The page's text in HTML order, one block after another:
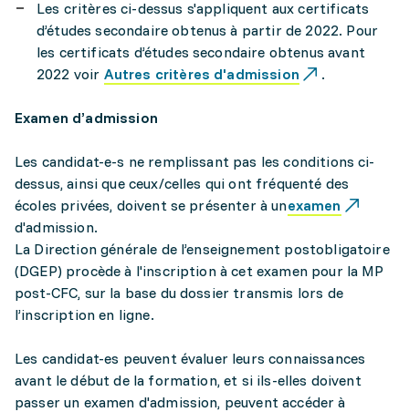
Les critères ci-dessus s'appliquent aux certificats
d’études secondaire obtenus à partir de 2022. Pour
les certificats d’études secondaire obtenus avant
2022 voir Autres critères d'admission .
Examen d’admission
Les candidat-e-s ne remplissant pas les conditions ci-
dessus, ainsi que ceux/celles qui ont fréquenté des
écoles privées, doivent se présenter à unexamen
d'admission.
La Direction générale de l’enseignement postobligatoire
(DGEP) procède à l'inscription à cet examen pour la MP
post-CFC, sur la base du dossier transmis lors de
l’inscription en ligne.
Les candidat-es peuvent évaluer leurs connaissances
avant le début de la formation, et si ils-elles doivent
passer un examen d'admission, peuvent accéder à